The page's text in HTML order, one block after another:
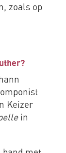
zoals op
Keizer
in